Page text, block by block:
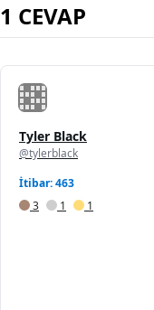
1 CEVAP
Tyler Black
@tylerblack
İtibar: 463
3
1 1